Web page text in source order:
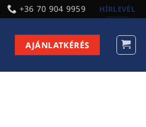
+36 70 904 9959 HÍRLEVÉL
AJÁNLATKÉRÉS